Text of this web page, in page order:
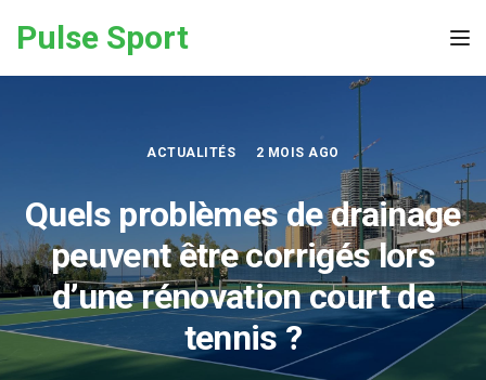
Pulse Sport
ACTUALITÉS 2 MOIS AGO
Quels problèmes de drainage
peuvent être corrigés lors
d’une rénovation court de
tennis ?